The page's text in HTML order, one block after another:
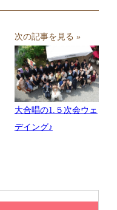
次の記事を見る »
大合唱の1.５次会ウェ
デイング♪